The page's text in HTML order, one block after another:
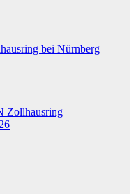
bei Nürnberg
Zollhausring